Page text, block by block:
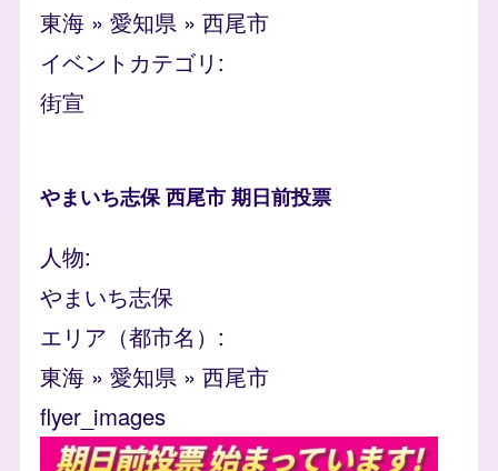
東海 » 愛知県 » 西尾市
イベントカテゴリ
街宣
やまいち志保 西尾市 期日前投票
人物
やまいち志保
エリア（都市名）
東海 » 愛知県 » 西尾市
flyer_images
Image